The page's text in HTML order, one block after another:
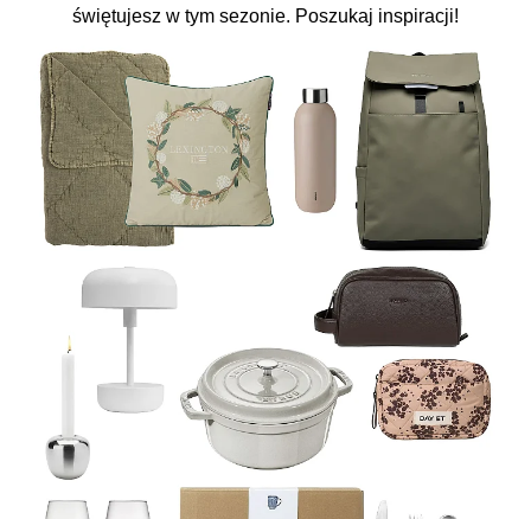
świętujesz w tym sezonie. Poszukaj inspiracji!